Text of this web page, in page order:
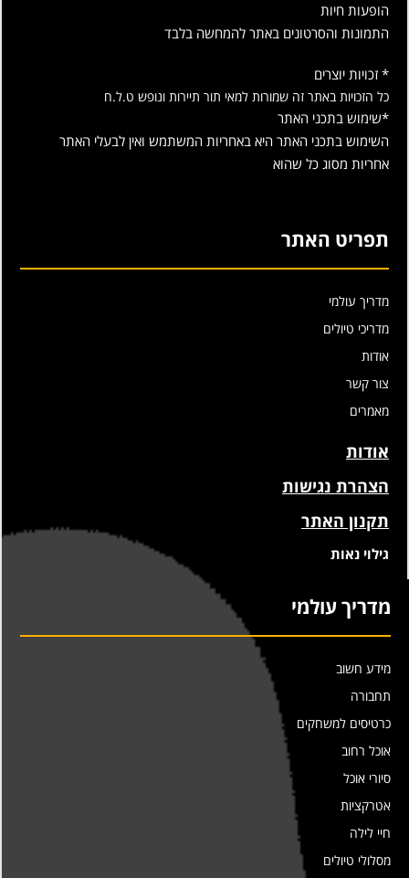
הופעות חיות
התמונות והסרטונים באתר להמחשה בלבד
* זכויות יוצרים
כל הזכויות באתר זה שמורות למאי תור תיירות ונופש ט.ל.ח
*שימוש בתכני האתר
השימוש בתכני האתר היא באחריות המשתמש ואין לבעלי האתר
אחריות מסוג כל שהוא
תפריט האתר
מדריך עולמי
מדריכי טיולים
אודות
צור קשר
מאמרים
אודות
הצהרת נגישות
תקנון האתר
גילוי נאות
מדריך עולמי
מידע חשוב
תחבורה
כרטיסים למשחקים
אוכל רחוב
סיורי אוכל
אטרקציות
חיי לילה
מסלולי טיולים